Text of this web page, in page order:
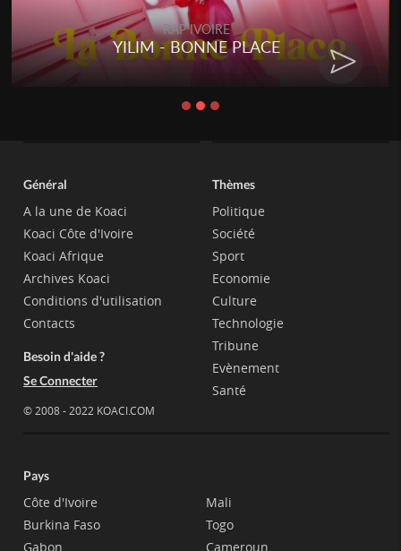
RAP IVOIRE
YILIM - BONNE PLACE
Général
A la une de Koaci
Koaci Côte d'Ivoire
Koaci Afrique
Archives Koaci
Conditions d'utilisation
Contacts
Besoin d'aide ?
Se Connecter
© 2008 - 2022 KOACI.COM
Thèmes
Politique
Société
Sport
Economie
Culture
Technologie
Tribune
Evènement
Santé
Pays
Côte d'Ivoire
Burkina Faso
Gabon
Mali
Togo
Cameroun